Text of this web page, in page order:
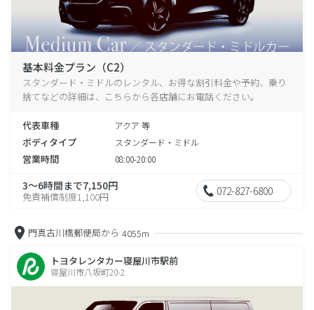
基本料金プラン（C2）
スタンダード・ミドルのレンタル、お得な割引料金や予約、乗り
捨てなどの詳細は、こちらから各店舗にお電話ください。
代表車種 アクア 等
ボディタイプ スタンダード・ミドル
営業時間 08:00-20:00
3～6時間まで7,150円
免責補償制度1,100円 072-827-6800
門真古川橋郵便局から 4055m
トヨタレンタカー寝屋川市駅前
寝屋川市八坂町20-2